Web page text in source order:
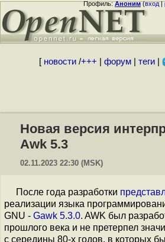
Профиль:Аноним(вход|
[ новости/+++ форум| теги|
Новая версия
Awk 5.3
02.11.2023 22:30 (MSK)
После года разработки
реализации языка
GNU - Gawk 5.3.0. AWK был
прошлого века и не претерпел
с середины 80-х годов, в которых